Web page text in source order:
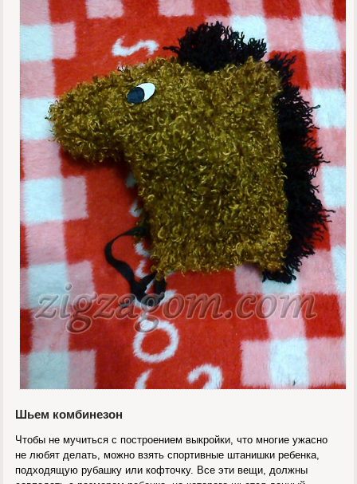
Шьем комбинезон
Чтобы не мучиться с построением выкройки, что многие ужасно
не любят делать, можно взять спортивные штанишки ребенка,
подходящую рубашку или кофточку. Все эти вещи, должны